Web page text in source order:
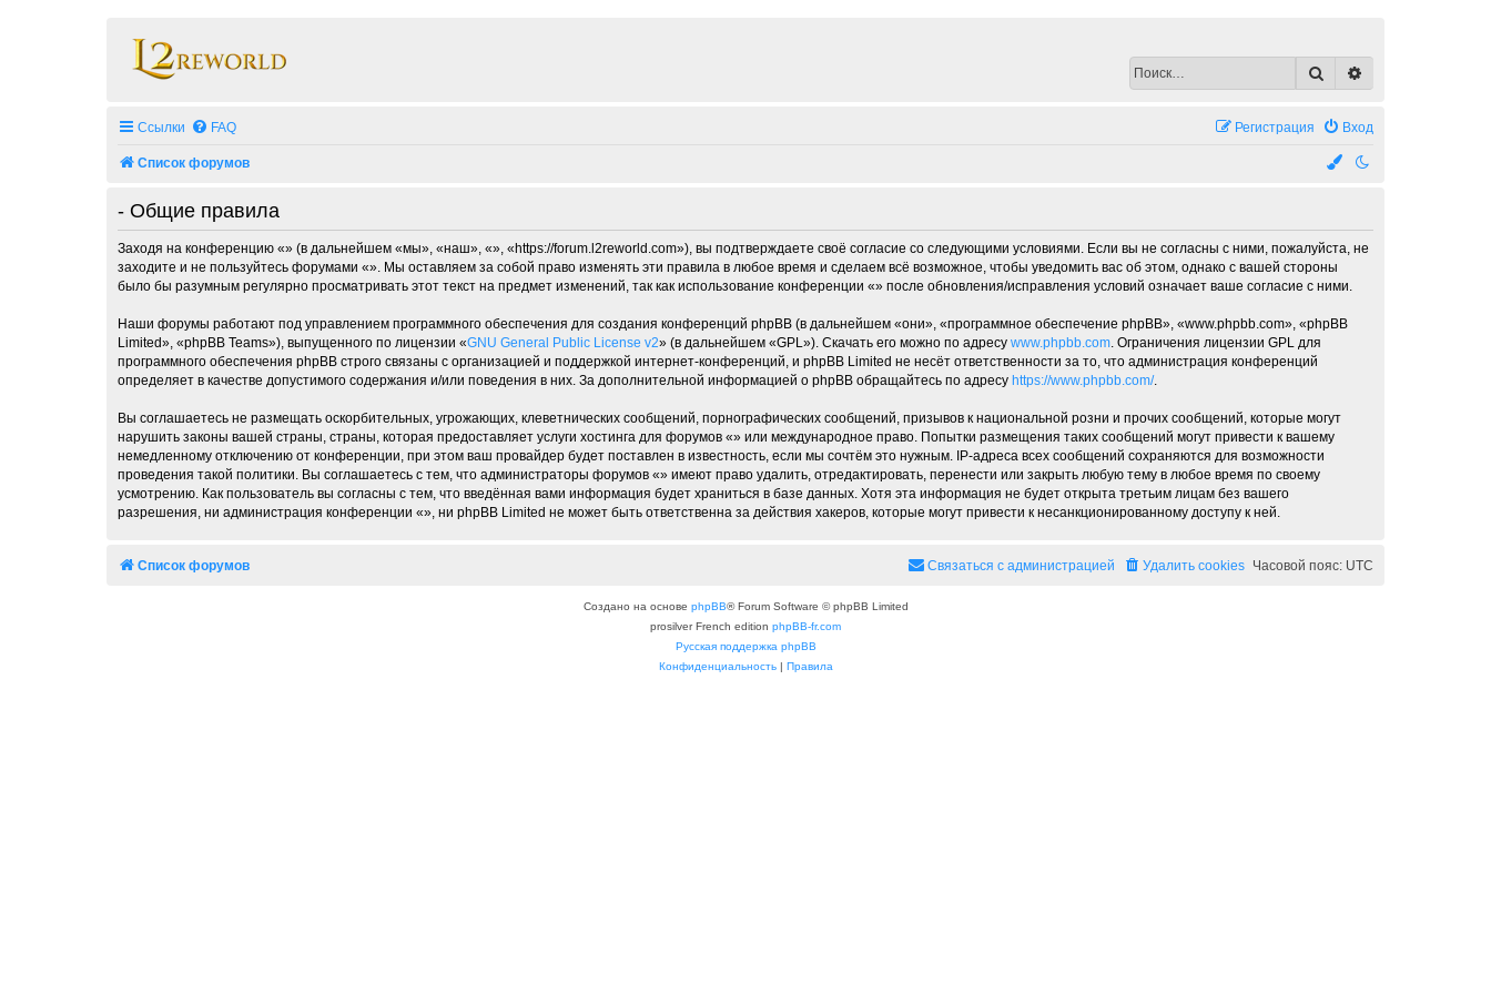
Поиск
Ссылки FAQ Вход
Регистрация
Список форумов
- Общие правила
Заходя на конференцию «» (в дальнейшем «мы», «наш», «», «https://forum.l2reworld.com»), вы подтверждаете своё согласие со следующими условиями. Если вы не согласны с ними, пожалуйста, не
заходите и не пользуйтесь форумами «». Мы оставляем за собой право изменять эти правила в любое время и сделаем всё возможное, чтобы уведомить вас об этом, однако с вашей стороны
было бы разумным регулярно просматривать этот текст на предмет изменений, так как использование конференции «» после обновления/исправления условий означает ваше согласие с ними.
Наши форумы работают под управлением программного обеспечения для создания конференций phpBB (в дальнейшем «они», «программное обеспечение phpBB», «www.phpbb.com», «phpBB
Limited», «phpBB Teams»), выпущенного по лицензии «GNU General Public License v2» (в дальнейшем «GPL»). Скачать его можно по адресу www.phpbb.com. Ограничения лицензии GPL для
программного обеспечения phpBB строго связаны с организацией и поддержкой интернет-конференций, и phpBB Limited не несёт ответственности за то, что администрация конференций
определяет в качестве допустимого содержания и/или поведения в них. За дополнительной информацией о phpBB обращайтесь по адресу https://www.phpbb.com/.
Вы соглашаетесь не размещать оскорбительных, угрожающих, клеветнических сообщений, порнографических сообщений, призывов к национальной розни и прочих сообщений, которые могут
нарушить законы вашей страны, страны, которая предоставляет услуги хостинга для форумов «» или международное право. Попытки размещения таких сообщений могут привести к вашему
немедленному отключению от конференции, при этом ваш провайдер будет поставлен в известность, если мы сочтём это нужным. IP-адреса всех сообщений сохраняются для возможности
проведения такой политики. Вы соглашаетесь с тем, что администраторы форумов «» имеют право удалить, отредактировать, перенести или закрыть любую тему в любое время по своему
усмотрению. Как пользователь вы согласны с тем, что введённая вами информация будет храниться в базе данных. Хотя эта информация не будет открыта третьим лицам без вашего
разрешения, ни администрация конференции «», ни phpBB Limited не может быть ответственна за действия хакеров, которые могут привести к несанкционированному доступу к ней.
Список форумов Часовой пояс: UTC
Удалить cookies
Связаться с администрацией
Создано на основе phpBB® Forum Software © phpBB Limited
prosilver French edition phpBB-fr.com
Русская поддержка phpBB
Конфиденциальность| Правила